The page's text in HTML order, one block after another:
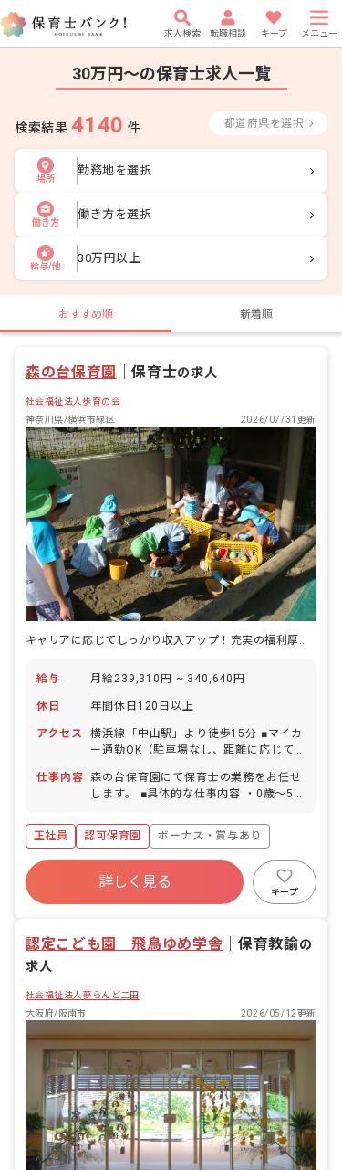
求人検索 転職相談 キープ メニュー
30万円〜の保育士求人一覧
検索結果 4140 件 都道府県を選択
場所
勤務地を選択
働き方
働き方を選択
給与/他
30万円以上
おすすめ順 新着順
森の台保育園 ｜保育士の求人
社会福祉法人歩育の会
神奈川県/横浜市緑区
2026/07/31更新
キャリアに応じてしっかり収入アップ！充実の福利厚生で長く働けます
給与 月給239,310円 ~ 340,640円
休日 年間休日120日以上
アクセス
横浜線「中山駅」より徒歩15分 ■マイカ
ー通勤OK（駐車場なし、距離に応じて
り、2km以上で、距離に応じて交通費支
給） ■自転車通勤OK（駐輪場あり、交通
仕事内容 森の台保育園にて保育士の業務をお任せ
します。 ■具体的な仕事内容 ・0歳～5歳
案の作成 ・保護者対応（アプリ） ・そ
の他保育にかかわるすべての業務
正社員 認可保育園
ボーナス・賞与あり
年間休日120日以上
寮・住宅・家賃補助あり
社会保険完備
残業少なめ
詳しく見る
キープ
認定こども園 飛鳥ゆめ学舎 保育教諭の
求人
社会福祉法人夢らんど二田
大阪府/阪南市
2026/05/12更新